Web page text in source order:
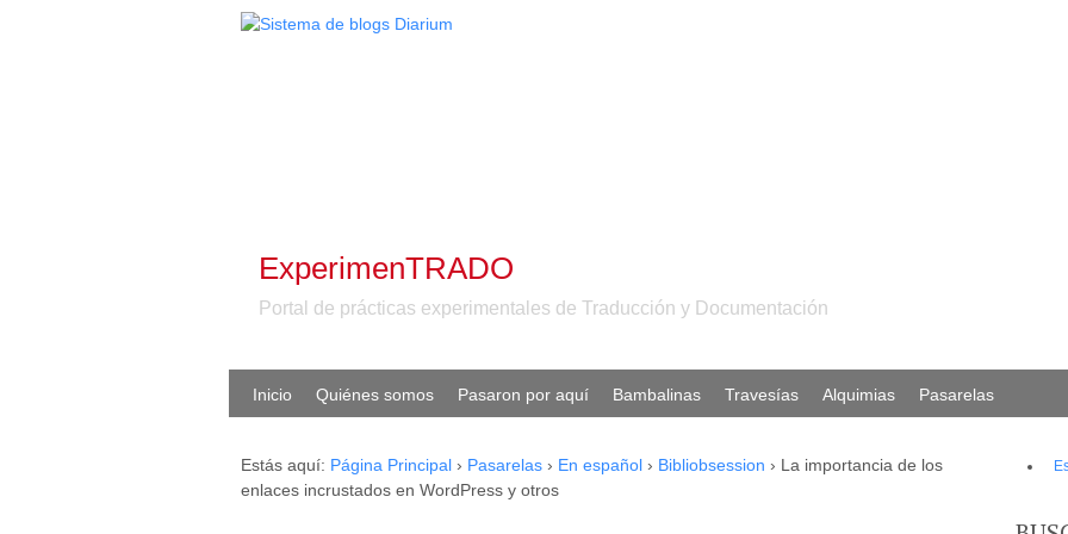
ExperimenTRADO
Portal de prácticas experimentales de Traducción y Documentación
Inicio Quiénes somos Pasaron por aquí Bambalinas Travesías Alquimias Pasarelas
Estás aquí: Página Principal › Pasarelas › En español › Bibliobsession › La importancia de los
enlaces incrustados en WordPress y otros